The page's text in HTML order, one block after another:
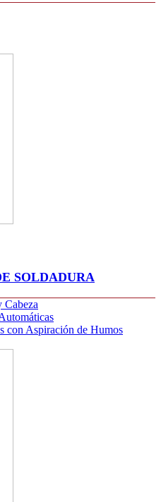
SOLDADURA
Cabeza
con Aspiración de Humos